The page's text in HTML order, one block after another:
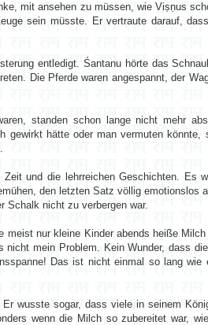
mit ansehen zu müssen, wie Viṣṇus
sein müsste. Er vertraute darauf,
entledigt. Śantanu hörte das
Die Pferde waren angespannt, der
standen schon lange nicht mehr
gewirkt hätte oder man vermuten könnte,
und die lehrreichen Geschichten. Es
den letzten Satz völlig emotionslos
Schalk nicht zu verbergen war.
meist nur kleine Kinder abends heiße
mein Problem. Kein Wunder, dass
Das ist nicht einmal so lang
wusste sogar, dass viele in seinem
wenn die Milch so zubereitet war,